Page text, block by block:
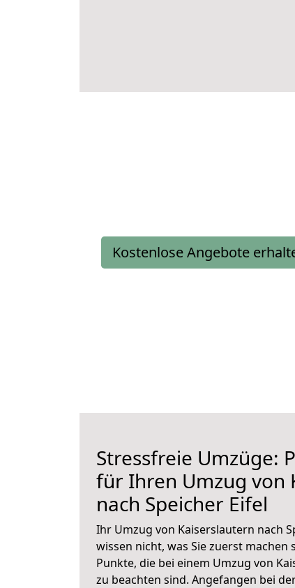
Kostenlose Angebote
Stressfreie Umzüge:
für Ihren Umzug von
nach Speicher Eifel
Ihr Umzug von Kaiserslautern nach
wissen nicht, was Sie zuerst machen
Punkte, die bei einem Umzug von
zu beachten sind. Angefangen bei